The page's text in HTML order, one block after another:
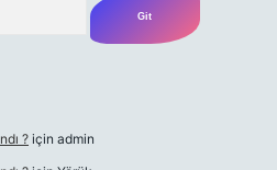
? için admin